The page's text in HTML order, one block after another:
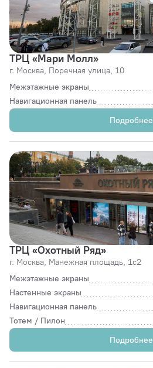
ТРЦ «Мари Молл»
г. Москва, Поречная улица, 10
Межэтажные экраны
Навигационная панель
Подробнее
ТРЦ «Охотный Ряд»
г. Москва, Манежная площадь, 1с2
Межэтажные экраны
Настенные экраны
Навигационная панель
Тотем / Пилон
Подробнее